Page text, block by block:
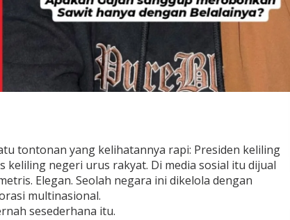
tontonan yang kelihatannya rapi: Presiden keliling
keliling negeri urus rakyat. Di media sosial itu dijual
Elegan. Seolah negara ini dikelola dengan
multinasional.
sesederhana itu.